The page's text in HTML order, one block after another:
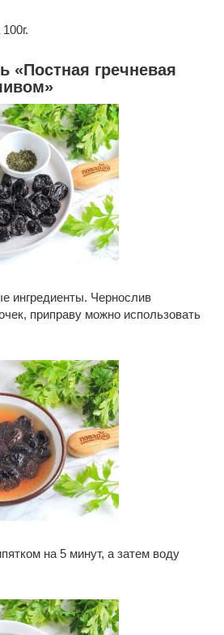
«Постная гречневая
ингредиенты. Чернослив
приправу можно использовать
на 5 минут, а затем воду